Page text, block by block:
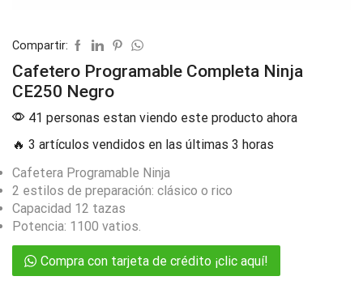
Compartir:
Cafetero Programable Completa Ninja
CE250 Negro
41 personas estan viendo este producto ahora
🔥 3 artículos vendidos en las últimas 3 horas
Cafetera Programable Ninja
2 estilos de preparación: clásico o rico
Capacidad 12 tazas
Potencia: 1100 vatios.
Compra con tarjeta de crédito ¡clic aquí!